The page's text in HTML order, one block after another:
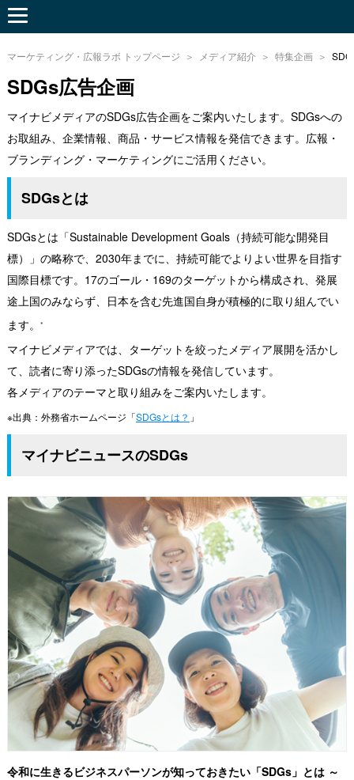
マーケティング・広報ラボ トップページ メディア紹介 特集企画
SDGs広告企画
マイナビメディアのSDGs広告企画をご案内いたします。SDGsへの
お取組み、企業情報、商品・サービス情報を発信できます。広報・
ブランディング・マーケティングにご活用ください。
SDGsとは
SDGsとは「Sustainable Development Goals（持続可能な開発目
標）」の略称で、2030年までに、持続可能でよりよい世界を目指す
国際目標です。17のゴール・169のターゲットから構成され、発展
途上国のみならず、日本を含む先進国自身が積極的に取り組んでい
ます。
※
マイナビメディアでは、ターゲットを絞ったメディア展開を活かし
て、読者に寄り添ったSDGsの情報を発信しています。
各メディアのテーマと取り組みをご案内いたします。
※出典：外務省ホームページ「SDGsとは？ 」
マイナビニュースのSDGs
令和に生きるビジネスパーソンが知っておきたい「SDGs」とは ～